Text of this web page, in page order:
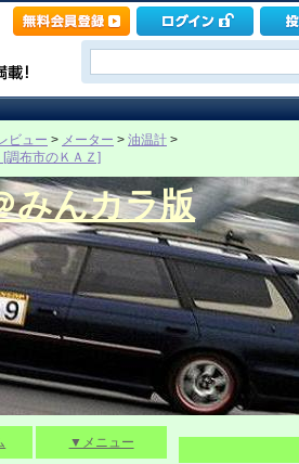
ビュー > メーター > 油温計 >
調布市のＫＡＺ]
みんカラ版
▼メニュー